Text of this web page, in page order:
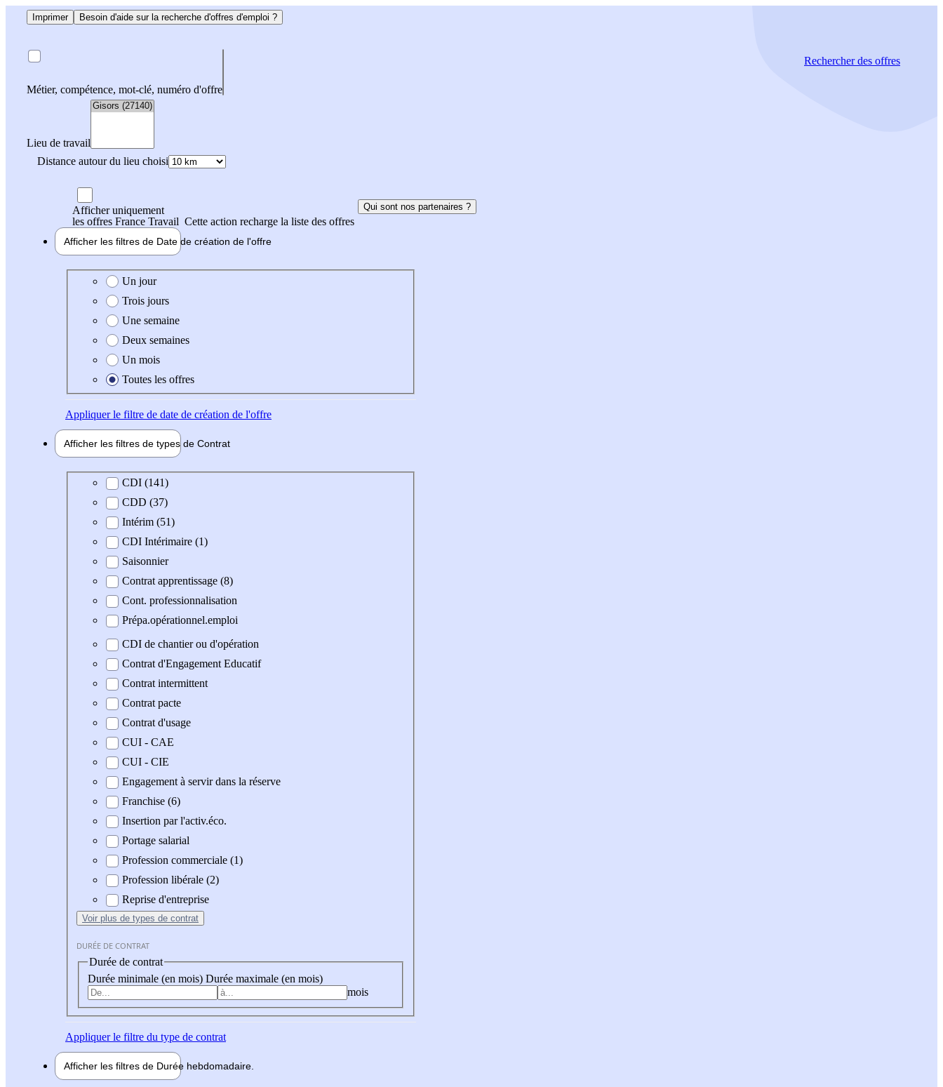
Imprimer Besoin d'aide sur la recherche d'offres d'emploi ?
Métier, compétence, mot-clé, numéro d'offre
Lieu de travail
Distance autour du lieu choisi
Rechercherdes offres
Afficher uniquement
les offres France Travail Cette action recharge la liste des offres
Qui sont nos partenaires ?
Afficher les filtres de Date de création de l'offre
Date de création de l'offre
Un jour
Trois jours
Une semaine
Deux semaines
Un mois
Toutes les offres
Appliquerle filtre de date de création de l'offre
Afficher les filtres de types de Contrat
Type de contratCDI (141)
CDD (37)
Intérim (51)
CDI Intérimaire (1)
Saisonnier
Contrat apprentissage (8)
Cont. professionnalisation
Prépa.opérationnel.emploi
CDI de chantier ou d'opération
Contrat d'Engagement Educatif
Contrat intermittent
Contrat pacte
Contrat d'usage
CUI - CAE
CUI - CIE
Engagement à servir dans la réserve
Franchise (6)
Insertion par l'activ.éco.
Portage salarial
Profession commerciale (1)
Profession libérale (2)
Reprise d'entreprise
Voir plus de types de contrat
DURÉE DE CONTRAT
Durée de contrat
Durée minimale (en mois) Durée maximale (en mois)
mois
Appliquerle filtre du type de contrat
Afficher les filtres de Durée hebdomadaire